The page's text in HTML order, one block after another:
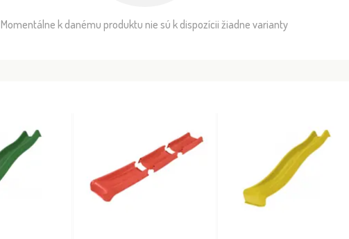
Momentálne k danému produktu nie sú k dispozícii žiadne varianty